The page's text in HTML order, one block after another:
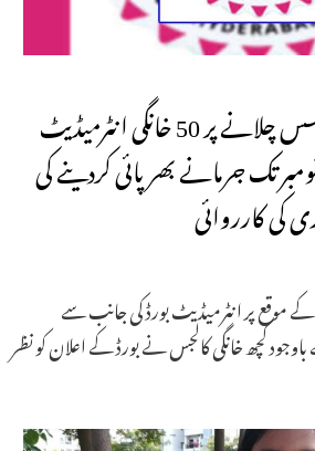
دسہرہ تعطیلات میں کلاسس چلانے پر 50 خانگی انٹرمیڈیٹ
پر جرمانہ عائد، 2نومبر تک جرمانے بھرپائی کردینے کی
کی کارروائی
موقع پر انٹرمیڈیٹ بورڈ کی جانب سے
کچھ خانگی کالجس نے بورڈ کے اعلان کو نظر